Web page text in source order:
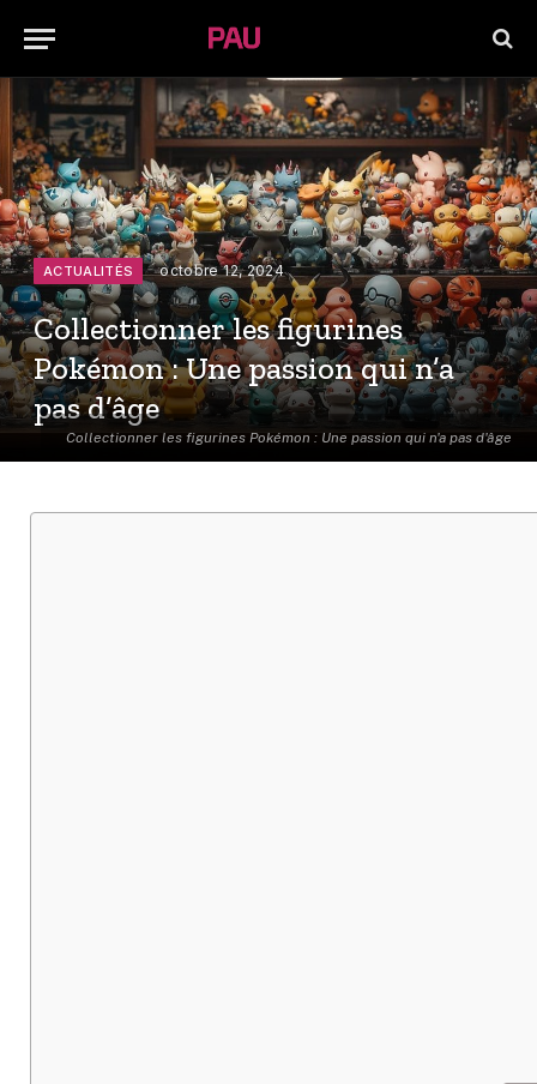
Collectionner les figurines Pokémon : Une passion qui n'a pas d'âge
ACTUALITÉS octobre 12, 2024
Collectionner les figurines
Pokémon : Une passion qui n’a
pas d’âge